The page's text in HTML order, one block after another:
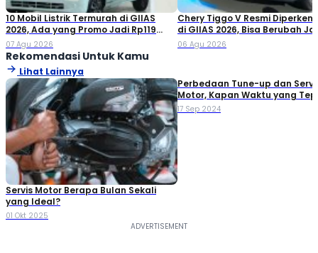
10 Mobil Listrik Termurah di GIIAS
2026, Ada yang Promo Jadi Rp119
Jutaan!
07 Agu 2026
Chery Tiggo V Resmi
di GIIAS 2026, Bisa Berubah
Double Cabin
06 Agu 2026
Rekomendasi Untuk Kamu
Lihat Lainnya
Servis Motor Berapa Bulan Sekali
yang Ideal?
01 Okt 2025
Perbedaan Tune-up dan
Motor, Kapan Waktu yang
17 Sep 2024